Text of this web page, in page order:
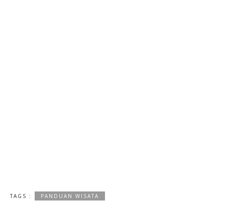
TAGS : PANDUAN WISATA